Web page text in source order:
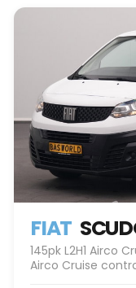
FIAT
145pk L2H1 Airco
Airco Cruise